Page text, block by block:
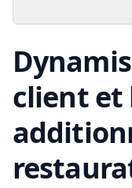
client et